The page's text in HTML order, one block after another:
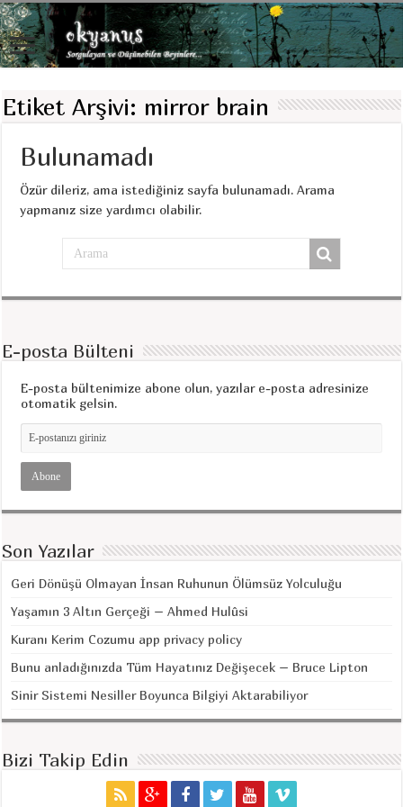
Etiket Arşivi: mirror brain
Bulunamadı
Özür dileriz, ama istediğiniz sayfa bulunamadı. Arama
yapmanız size yardımcı olabilir.
E-posta Bülteni
E-posta bültenimize abone olun, yazılar e-posta adresinize
otomatik gelsin.
Son Yazılar
Geri Dönüşü Olmayan İnsan Ruhunun Ölümsüz Yolculuğu
Yaşamın 3 Altın Gerçeği – Ahmed Hulûsi
Kuranı Kerim Cozumu app privacy policy
Bunu anladığınızda Tüm Hayatınız Değişecek – Bruce Lipton
Sinir Sistemi Nesiller Boyunca Bilgiyi Aktarabiliyor
Bizi Takip Edin